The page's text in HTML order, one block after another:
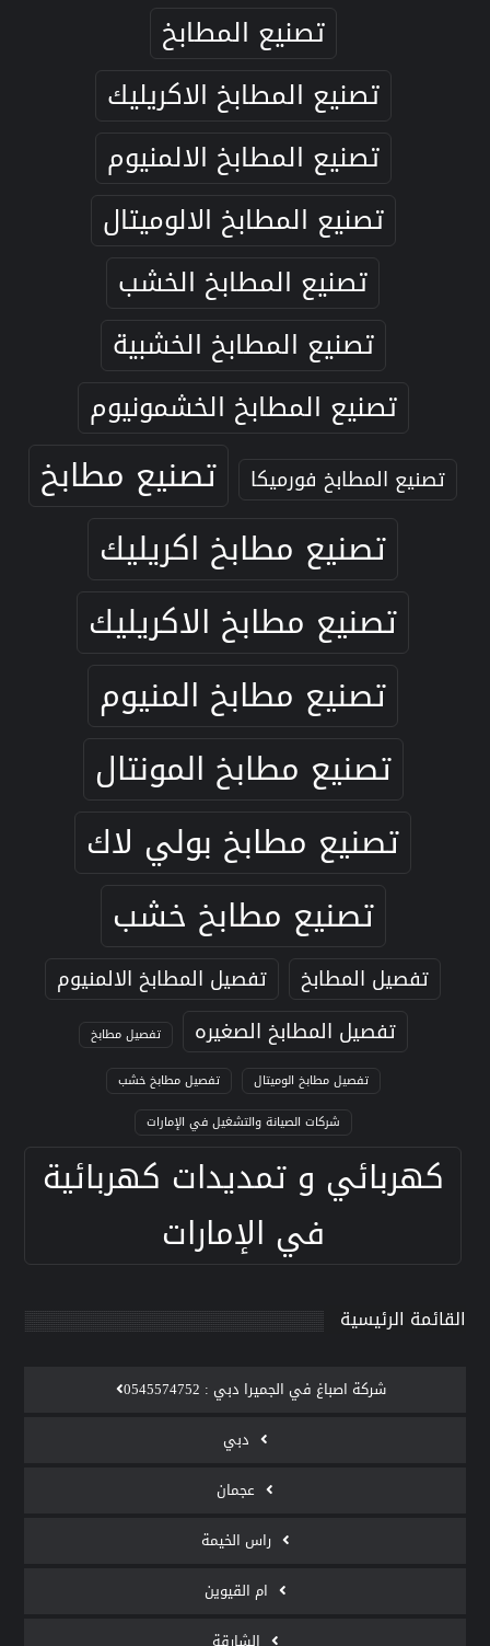
تصنيع المطابخ
تصنيع المطابخ الاكريليك
تصنيع المطابخ الالمنيوم
تصنيع المطابخ الالوميتال
تصنيع المطابخ الخشب
تصنيع المطابخ الخشبية
تصنيع المطابخ الخشمونيوم
تصنيع المطابخ فورميكا
تصنيع مطابخ
تصنيع مطابخ اكريليك
تصنيع مطابخ الاكريليك
تصنيع مطابخ المنيوم
تصنيع مطابخ المونتال
تصنيع مطابخ بولي لاك
تصنيع مطابخ خشب
تفصيل المطابخ
تفصيل المطابخ الالمنيوم
تفصيل المطابخ الصغيره
تفصيل مطابخ
تفصيل مطابخ الوميتال
تفصيل مطابخ خشب
شركات الصيانة والتشغيل في الإمارات
كهربائي و تمديدات كهربائية
في الإمارات
القائمة الرئيسية
‫شركة اصباغ في الجميرا دبي : 0545574752
دبي
عجمان
راس الخيمة
ام القيوين